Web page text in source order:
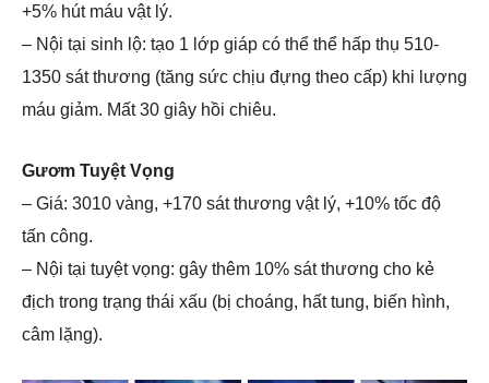
+5% hút máu vật lý.
– Nội tại sinh lộ: tạo 1 lớp giáp có thể thể hấp thụ 510-
1350 sát thương (tăng sức chịu đựng theo cấp) khi lượng
máu giảm. Mất 30 giây hồi chiêu.
Gươm Tuyệt Vọng
– Giá: 3010 vàng, +170 sát thương vật lý, +10% tốc độ
tấn công.
– Nội tại tuyệt vọng: gây thêm 10% sát thương cho kẻ
địch trong trạng thái xấu (bị choáng, hất tung, biến hình,
câm lặng).